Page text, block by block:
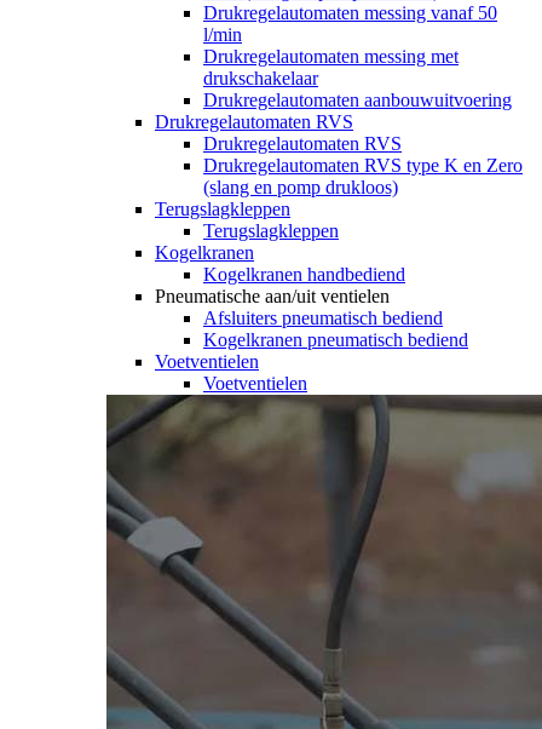
Drukregelautomaten messing vanaf 50
l/min
Drukregelautomaten messing met
drukschakelaar
Drukregelautomaten aanbouwuitvoering
Drukregelautomaten RVS
Drukregelautomaten RVS
Drukregelautomaten RVS type K en Zero
(slang en pomp drukloos)
Terugslagkleppen
Terugslagkleppen
Kogelkranen
Kogelkranen handbediend
Pneumatische aan/uit ventielen
Afsluiters pneumatisch bediend
Kogelkranen pneumatisch bediend
Voetventielen
Voetventielen